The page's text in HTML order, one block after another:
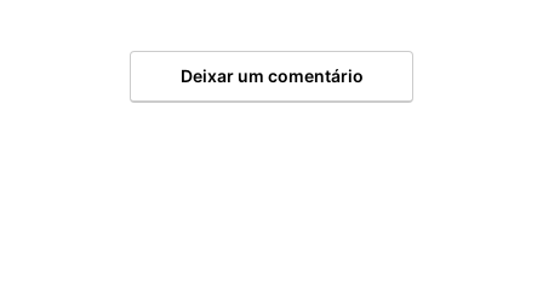
Deixar um comentário